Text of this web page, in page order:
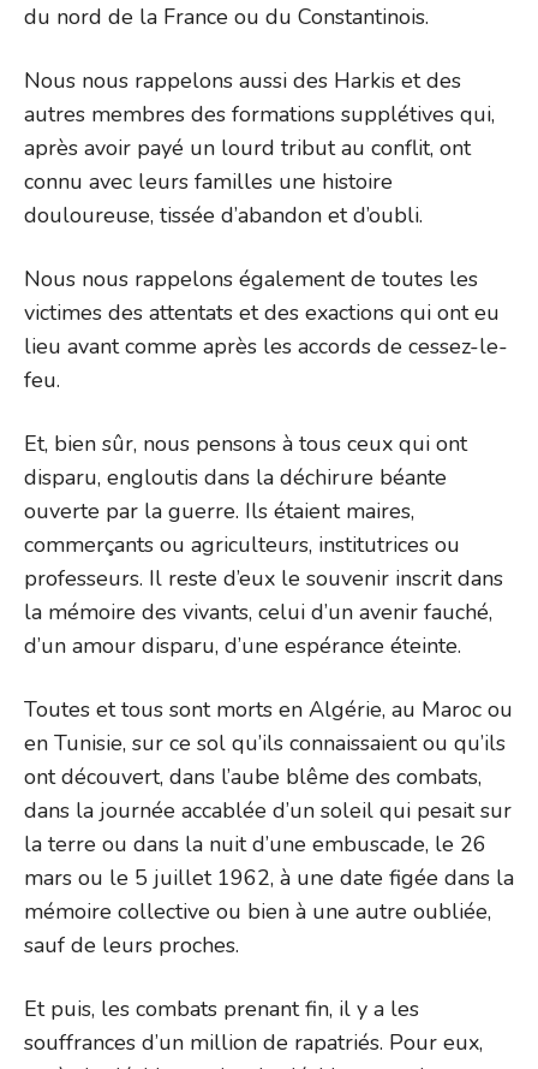
du nord de la France ou du Constantinois.
Nous nous rappelons aussi des Harkis et des
autres membres des formations supplétives qui,
après avoir payé un lourd tribut au conflit, ont
connu avec leurs familles une histoire
douloureuse, tissée d’abandon et d’oubli.
Nous nous rappelons également de toutes les
victimes des attentats et des exactions qui ont eu
lieu avant comme après les accords de cessez-le-
feu.
Et, bien sûr, nous pensons à tous ceux qui ont
disparu, engloutis dans la déchirure béante
ouverte par la guerre. Ils étaient maires,
commerçants ou agriculteurs, institutrices ou
professeurs. Il reste d’eux le souvenir inscrit dans
la mémoire des vivants, celui d’un avenir fauché,
d’un amour disparu, d’une espérance éteinte.
Toutes et tous sont morts en Algérie, au Maroc ou
en Tunisie, sur ce sol qu’ils connaissaient ou qu’ils
ont découvert, dans l’aube blême des combats,
dans la journée accablée d’un soleil qui pesait sur
la terre ou dans la nuit d’une embuscade, le 26
mars ou le 5 juillet 1962, à une date figée dans la
mémoire collective ou bien à une autre oubliée,
sauf de leurs proches.
Et puis, les combats prenant fin, il y a les
souffrances d’un million de rapatriés. Pour eux,